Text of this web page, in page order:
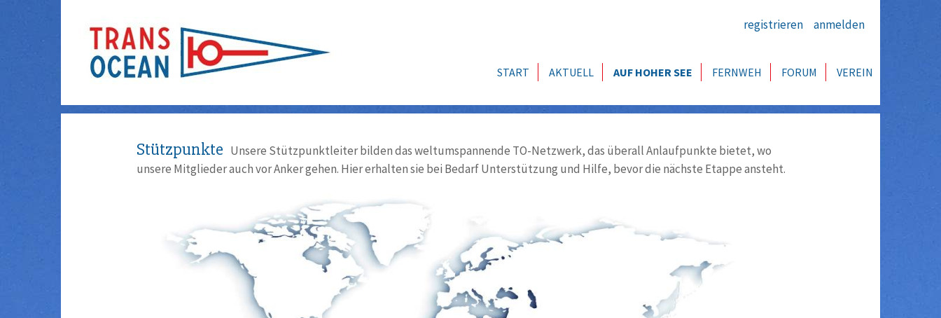
registrieren anmelden
START AKTUELL AUF HOHER SEE FERNWEH FORUM VEREIN
Stützpunkte Unsere Stützpunktleiter bilden das weltumspannende TO-Netzwerk, das überall Anlaufpunkte bietet, wo
unsere Mitglieder auch vor Anker gehen. Hier erhalten sie bei Bedarf Unterstützung und Hilfe, bevor die nächste Etappe ansteht.